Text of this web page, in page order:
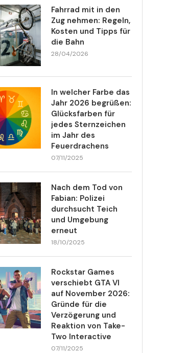
Fahrrad mit in den
Zug nehmen: Regeln,
Kosten und Tipps für
die Bahn
28/04/2026
In welcher Farbe das
Jahr 2026 begrüßen:
Glücksfarben für
jedes Sternzeichen
im Jahr des
Feuerdrachens
07/11/2025
Nach dem Tod von
Fabian: Polizei
durchsucht Teich
und Umgebung
erneut
18/10/2025
Rockstar Games
verschiebt GTA VI
auf November 2026:
Gründe für die
Verzögerung und
Reaktion von Take-
Two Interactive
07/11/2025